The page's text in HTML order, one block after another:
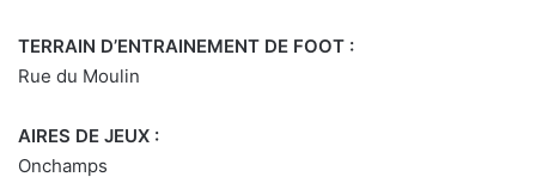
TERRAIN D’ENTRAINEMENT DE FOOT :
Rue du Moulin
AIRES DE JEUX :
Onchamps